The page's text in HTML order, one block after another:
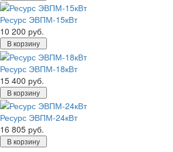
Ресурс ЭВПМ-15кВт
10 200 руб.
В корзину
Ресурс ЭВПМ-18кВт
15 400 руб.
В корзину
Ресурс ЭВПМ-24кВт
16 805 руб.
В корзину